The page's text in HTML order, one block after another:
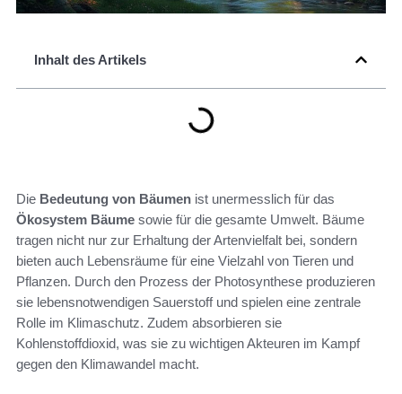
Inhalt des Artikels
Die Bedeutung von Bäumen ist unermesslich für das
Ökosystem Bäume sowie für die gesamte Umwelt. Bäume
tragen nicht nur zur Erhaltung der Artenvielfalt bei, sondern
bieten auch Lebensräume für eine Vielzahl von Tieren und
Pflanzen. Durch den Prozess der Photosynthese produzieren
sie lebensnotwendigen Sauerstoff und spielen eine zentrale
Rolle im Klimaschutz. Zudem absorbieren sie
Kohlenstoffdioxid, was sie zu wichtigen Akteuren im Kampf
gegen den Klimawandel macht.